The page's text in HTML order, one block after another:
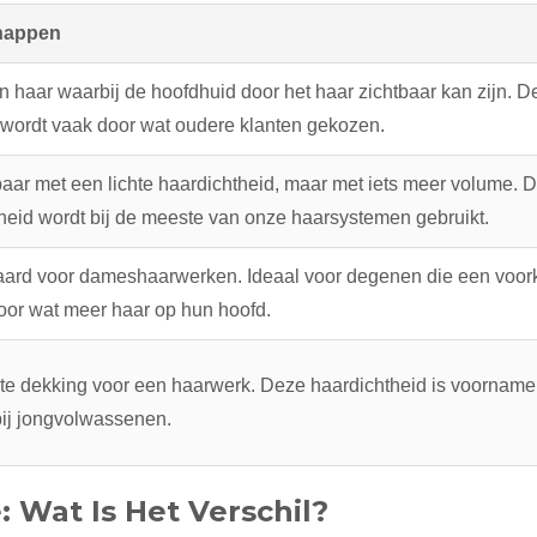
haar waarbij de hoofdhuid door het haar zichtbaar kan zijn.
vaak door wat oudere klanten gekozen.
met een lichte haardichtheid, maar met iets meer volume.
wordt bij de meeste van onze haarsystemen gebruikt.
voor dameshaarwerken. Ideaal voor degenen die een
wat meer haar op hun hoofd.
dekking voor een haarwerk. Deze haardichtheid is
jongvolwassenen.
Wat Is Het Verschil?